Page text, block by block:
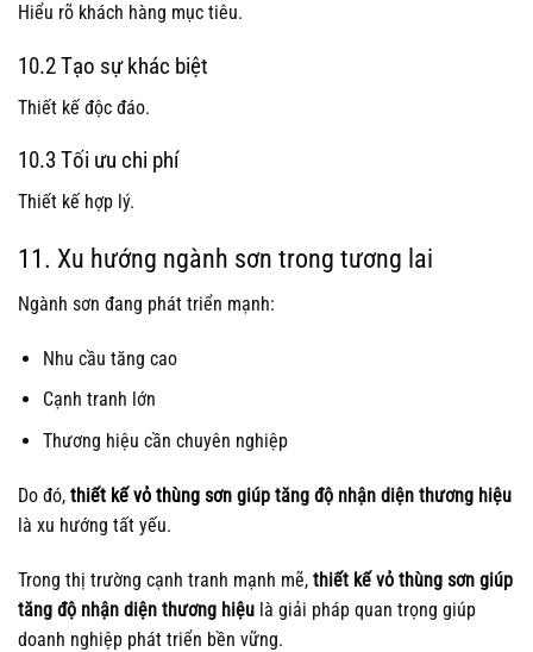
Hiểu rõ khách hàng mục tiêu.
10.2 Tạo sự khác biệt
Thiết kế độc đáo.
10.3 Tối ưu chi phí
Thiết kế hợp lý.
11. Xu hướng ngành sơn trong tương lai
Ngành sơn đang phát triển mạnh:
Nhu cầu tăng cao
Cạnh tranh lớn
Thương hiệu cần chuyên nghiệp
Do đó, thiết kế vỏ thùng sơn giúp tăng độ nhận diện thương hiệu
là xu hướng tất yếu.
Trong thị trường cạnh tranh mạnh mẽ, thiết kế vỏ thùng sơn giúp
tăng độ nhận diện thương hiệu là giải pháp quan trọng giúp
doanh nghiệp phát triển bền vững.